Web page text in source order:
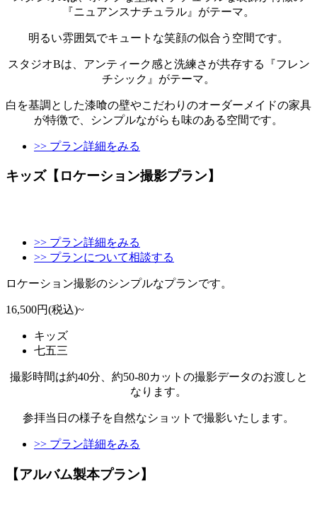
『ニュアンスナチュラル』がテーマ。
明るい雰囲気でキュートな笑顔の似合う空間です。
スタジオBは、アンティーク感と洗練さが共存する『フレン
チシック』がテーマ。
白を基調とした漆喰の壁やこだわりのオーダーメイドの家具
が特徴で、シンプルながらも味のある空間です。
>> プラン詳細をみる
キッズ【ロケーション撮影プラン】
>> プラン詳細をみる
>> プランについて相談する
ロケーション撮影のシンプルなプランです。
16,500円(税込)~
キッズ
七五三
撮影時間は約40分、約50-80カットの撮影データのお渡しと
なります。
参拝当日の様子を自然なショットで撮影いたします。
>> プラン詳細をみる
【アルバム製本プラン】